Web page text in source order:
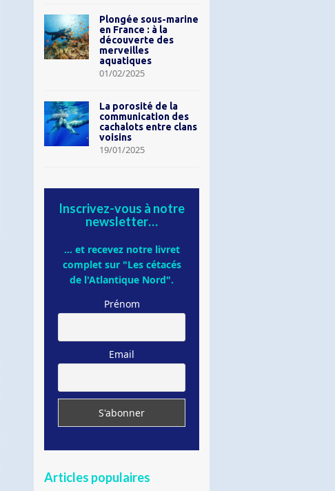
Plongée sous-marine
en France : à la
découverte des
merveilles
aquatiques
01/02/2025
La porosité de la
communication des
cachalots entre clans
voisins
19/01/2025
Inscrivez-vous à notre
newsletter…
... et recevez notre livret
complet sur "Les cétacés
de l'Atlantique Nord".
Prénom
Email
Articles populaires